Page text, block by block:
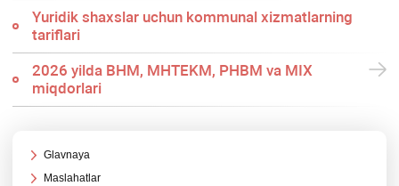
Yuridik shaхslar uchun kommunal хizmatlarning
tariflari
2026 yilda BHM, MHTEKM, PHBM va MIX
miqdorlari
Glavnaya
Maslahatlar